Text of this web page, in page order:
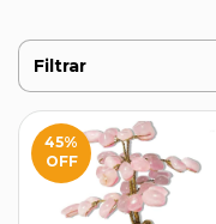
Filtrar
45%
OFF